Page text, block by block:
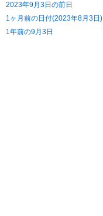
2023年9月3日の前日
1ヶ月前の日付(2023年8月3日)
1年前の9月3日